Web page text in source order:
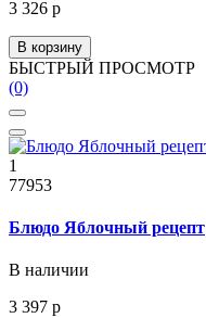
3 326 р
В корзину
БЫСТРЫЙ ПРОСМОТР
(0)
1
77953
Блюдо Яблочный рецепт
В наличии
3 397 р